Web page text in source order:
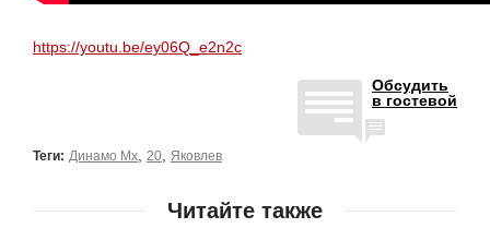
https://youtu.be/ey06Q_e2n2c
Обсудить
в гостевой
Теги: Динамо Мх 20 Яковлев
Читайте также